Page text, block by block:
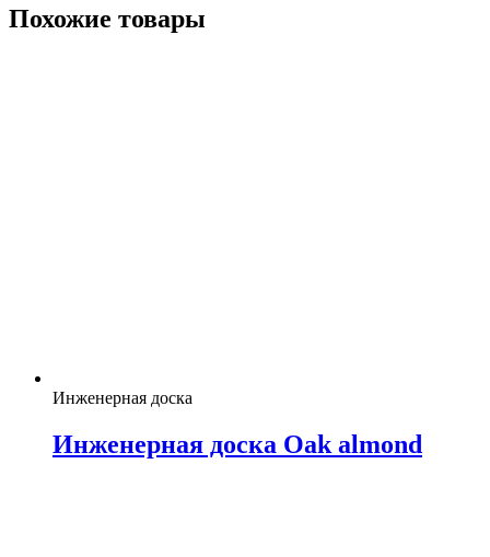
Похожие товары
Инженерная доска
Инженерная доска Oak almond